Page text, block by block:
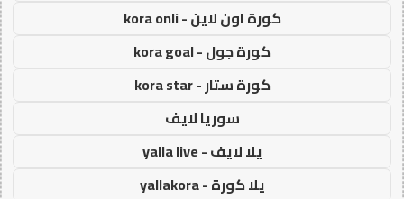
كورة اون لاين - kora onli
كورة جول - kora goal
كورة ستار - kora star
سوريا لايف
يلا لايف - yalla live
يلا كورة - yallakora